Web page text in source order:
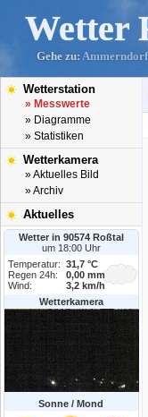
Wetter
Gehe zu: Ammerndorf
Wetterstation
» Messwerte
» Diagramme
» Statistiken
Wetterkamera
» Aktuelles Bild
» Archiv
Aktuelles
Wetter in 90574 Roßtal
um 18:00 Uhr
Temperatur:
31,7 °C
Regen 24h:
0,00 mm
Wind:
3,2 km/h
Wetterkamera
Sonne / Mond